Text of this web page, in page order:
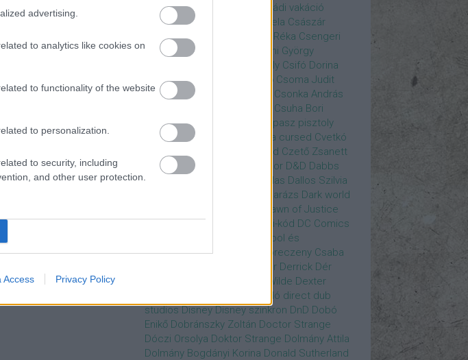
advertising.
to analytics like cookies on
to functionality of the website
to personalization.
to security, including
and other user protection.
Access Privacy Policy
Eszter Csákányi László
Családi vakáció
Csankó Zoltán
Császár Angela Császár
Róbert Cseke Péter Csellár Réka Csengeri
Attila
Csere Ágnes
Cserhalmi György
Csiby Gergely Csifó Dorina
Csillagok Háborúja
Csodanő Csoma Judit
Csomós Mari
Csonka András
Csuha Bori
Csuha Lajos
Csupasz pisztoly
Csurka László
Csűrös Karola cursed Cvetkó
Czető Roland Czető Zsanett
Czigány Judit
Czvetkó Sándor D&D Dabbs
Greer
Dallas Dallos Szilvia
Darázs Dark world
Dawn of Justice
Days of Future Past
Da Vinci-kód DC Comics
Deadpool és
Rozsomák Dead To Me
Debreczeny Csaba
Denevérember Derrick Dér
Devora Wilde Dexter
díjátadó direct dub
studios Disney Disney szinkron DnD Dobó
Enikő Dobránszky Zoltán Doctor Strange
Dóczi Orsolya Doktor Strange Dolmány Attila
Dolmány Bogdányi Korina Donald Sutherland